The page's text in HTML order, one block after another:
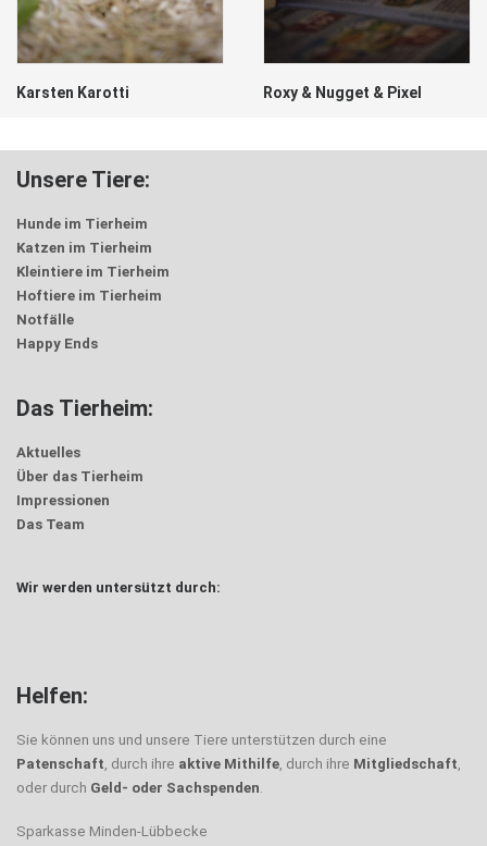
Karsten Karotti Roxy & Nugget & Pixel
Unsere Tiere:
Hunde im Tierheim
Katzen im Tierheim
Kleintiere im Tierheim
Hoftiere im Tierheim
Notfälle
Happy Ends
Das Tierheim:
Aktuelles
Über das Tierheim
Impressionen
Das Team
Wir werden untersützt durch:
Helfen:
Sie können uns und unsere Tiere unterstützen durch eine
Patenschaft, durch ihre aktive Mithilfe, durch ihre Mitgliedschaft,
oder durch Geld- oder Sachspenden.
Sparkasse Minden-Lübbecke